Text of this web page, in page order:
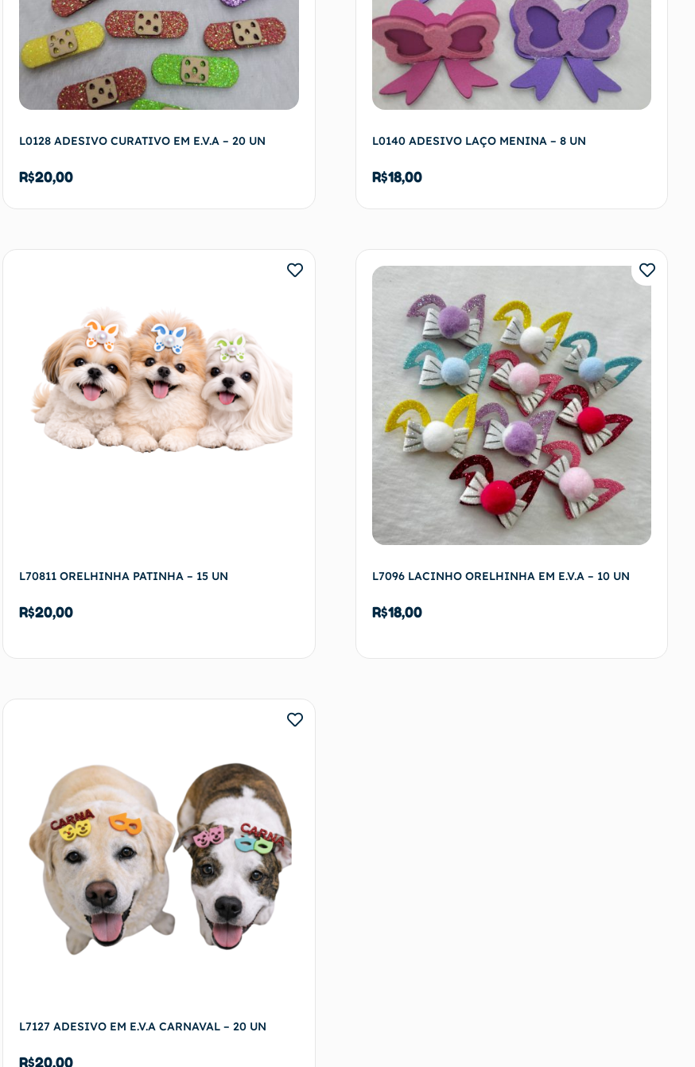
L0128 ADESIVO CURATIVO EM E.V.A – 20 UN
R$20,00
L0140 ADESIVO LAÇO MENINA – 8 UN
R$18,00
Adicionar ao carrinho
L70811 ORELHINHA PATINHA – 15 UN
R$20,00
L7096 LACINHO ORELHINHA EM E.V.A – 10 UN
R$18,00
L7127 ADESIVO EM E.V.A CARNAVAL – 20 UN
R$20,00